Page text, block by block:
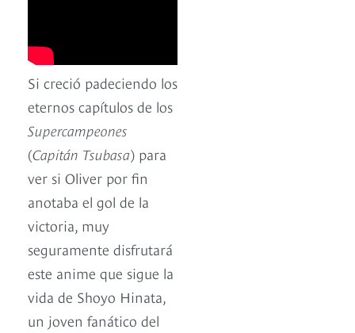
Si creció padeciendo los
eternos capítulos de los
Supercampeones
(Capitán Tsubasa) para
ver si Oliver por fin
anotaba el gol de la
victoria, muy
seguramente disfrutará
este anime que sigue la
vida de Shoyo Hinata,
un joven fanático del